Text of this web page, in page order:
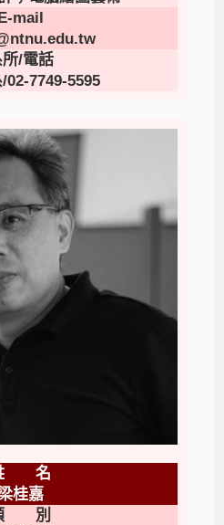
E-mail
所/電話
02-7749-5595
名
桂嘉
別